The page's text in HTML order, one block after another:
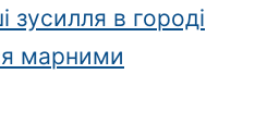
зусилля в городі
марними